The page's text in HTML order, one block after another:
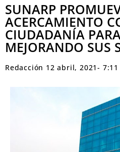
SUNARP
ACERCAMIENTO
CIUDADANÍA
MEJORANDO SUS
Redacción 12 abril, 2021-